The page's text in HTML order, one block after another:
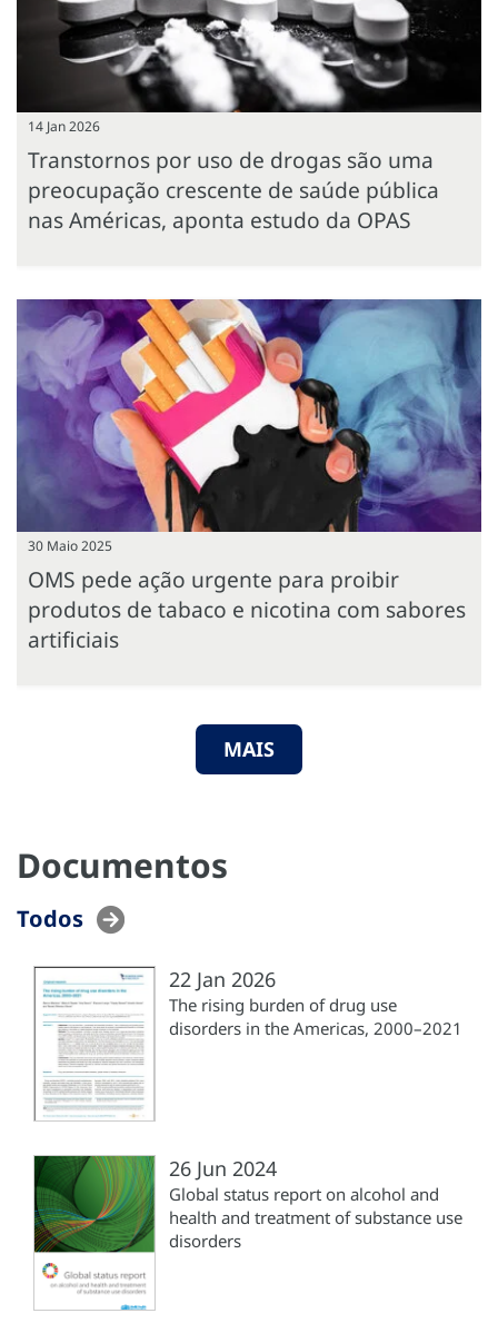
14 Jan 2026
Transtornos por uso de drogas são uma
preocupação crescente de saúde pública
nas Américas, aponta estudo da OPAS
30 Maio 2025
OMS pede ação urgente para proibir
produtos de tabaco e nicotina com sabores
artificiais
MAIS
Documentos
Todos
22 Jan 2026
The rising burden of drug use
disorders in the Americas, 2000–2021
26 Jun 2024
Global status report on alcohol and
health and treatment of substance use
disorders